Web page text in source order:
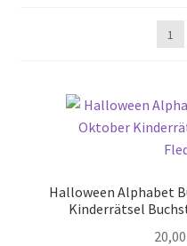
Kostenlose Rätsel
1
Halloween Alphabet
Kinderrätsel
20,00